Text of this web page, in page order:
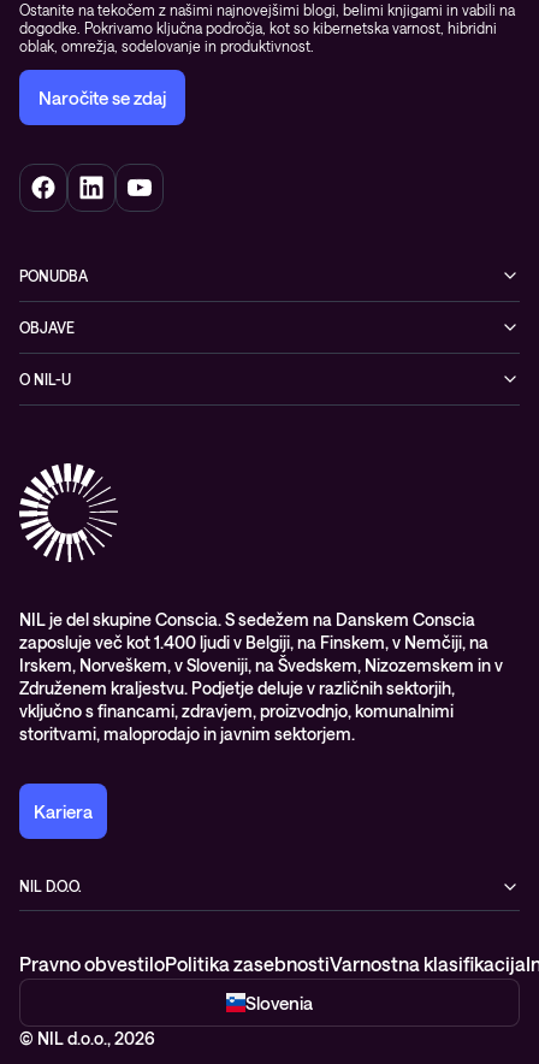
Ostanite na tekočem z našimi najnovejšimi blogi, belimi knjigami in vabili na
dogodke. Pokrivamo ključna področja, kot so kibernetska varnost, hibridni
oblak, omrežja, sodelovanje in produktivnost.
Naročite se zdaj
PONUDBA
Omrežje
Hibridni oblak
Izobraževanje
Upravljane IT storitve in podpora
Opazljivost
OBJAVE
Blogi
Videi
Vodiči
O NIL-U
Partnerji
Nagrade & priznanja industrije
WORK@NIL
Študenti
Trajnost in družbena odgovornost
NIL je del skupine Conscia. S sedežem na Danskem Conscia
zaposluje več kot 1.400 ljudi v Belgiji, na Finskem, v Nemčiji, na
Irskem, Norveškem, v Sloveniji, na Švedskem, Nizozemskem in v
Združenem kraljestvu. Podjetje deluje v različnih sektorjih,
vključno s financami, zdravjem, proizvodnjo, komunalnimi
storitvami, maloprodajo in javnim sektorjem.
Kariera
NIL D.O.O.
Slovenija
© NIL d.o.o., 2026
Pravno obvestiloPolitika zasebnostiVarnostna klasifikacija
Slovenia